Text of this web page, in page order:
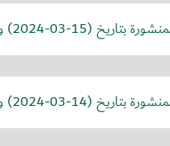
بتاريخ (2024-03-15
)
بتاريخ (2024-03-14
)